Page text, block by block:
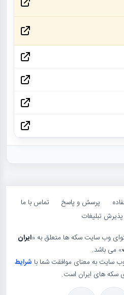
پرسش و پاسخ
تماس با ما
پذیرش تبلیغات
ایران
» می باشد.
سایت به معنای موافقت شما با شرایط
سکه های ایران است.